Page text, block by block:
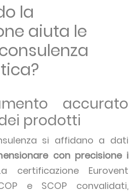
la
aiuta le
accurato
prodotti
si affidano a dati
con precisione i
certificazione Eurovent
e SCOP convalidati,